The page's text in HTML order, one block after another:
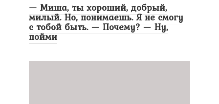
— Миша, ты хороший, добрый,
милый. Но, понимаешь. Я не смогу
с тобой быть. — Почему? — Ну,
пойми